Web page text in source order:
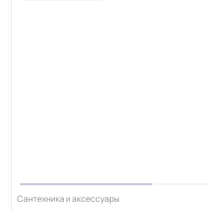
Сантехника и аксессуары